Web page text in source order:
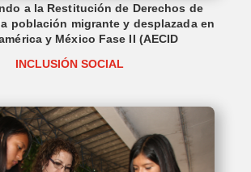
a la Restitución de Derechos de
población migrante y desplazada en
y México Fase II (AECID
INCLUSIÓN SOCIAL